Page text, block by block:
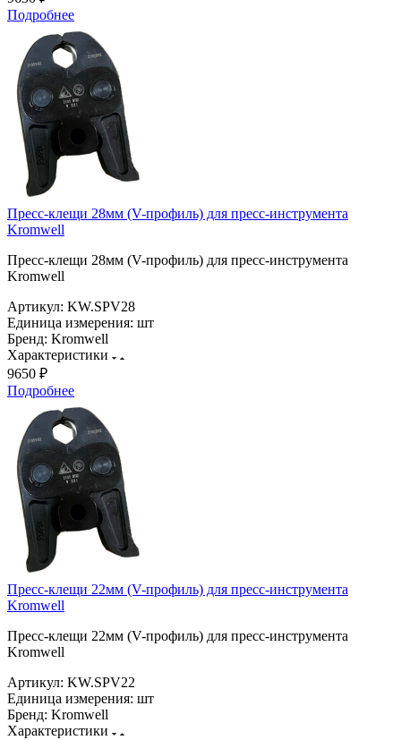
Подробнее
Пресс-клещи 28мм (V-профиль) для пресс-инструмента
Kromwell
Пресс-клещи 28мм (V-профиль) для пресс-инструмента
Kromwell
Артикул: KW.SPV28
Единица измерения: шт
Бренд: Kromwell
Характеристики
9650 ₽
Подробнее
Пресс-клещи 22мм (V-профиль) для пресс-инструмента
Kromwell
Пресс-клещи 22мм (V-профиль) для пресс-инструмента
Kromwell
Артикул: KW.SPV22
Единица измерения: шт
Бренд: Kromwell
Характеристики